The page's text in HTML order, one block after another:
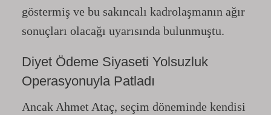
göstermiş ve bu sakıncalı kadrolaşmanın ağır
sonuçları olacağı uyarısında bulunmuştu.
Diyet Ödeme Siyaseti Yolsuzluk
Operasyonuyla Patladı
Ancak Ahmet Ataç, seçim döneminde kendisi